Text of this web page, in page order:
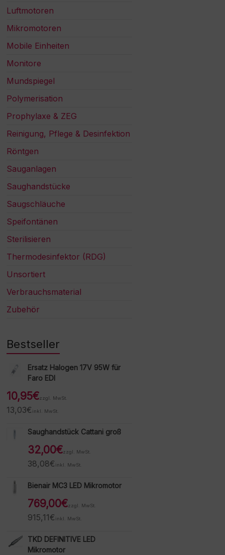
Luftmotoren
Mikromotoren
Mobile Einheiten
Monitore
Mundspiegel
Polymerisation
Prophylaxe & ZEG
Reinigung, Pflege & Desinfektion
Röntgen
Sauganlagen
Saughandstücke
Saugschläuche
Speifontänen
Sterilisieren
Thermodesinfektor (RDG)
Unsortiert
Verbrauchsmaterial
Zubehör
Bestseller
Ersatz Halogen 17V 95W für
Faro EDI
10,95€zzgl. MwSt.
13,03€ inkl. MwSt.
Saughandstück Cattani groß
32,00€zzgl. MwSt.
38,08€ inkl. MwSt.
Bienair MC3 LED Mikromotor
769,00€zzgl. MwSt.
915,11€ inkl. MwSt.
TKD DEFINITIVE LED
Mikromotor